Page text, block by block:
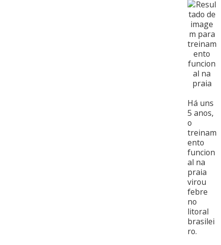
Há uns
5 anos,
o
treinam
ento
funcion
al na
praia
virou
febre
no
litoral
brasilei
ro.